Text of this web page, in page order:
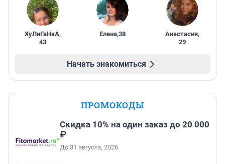
ХуЛиГаНкА,
43
Елена,38 Анастасия,
29
Начать знакомиться
ПРОМОКОДЫ
Скидка 10% на один заказ до 20 000
₽
До 31 августа, 2026